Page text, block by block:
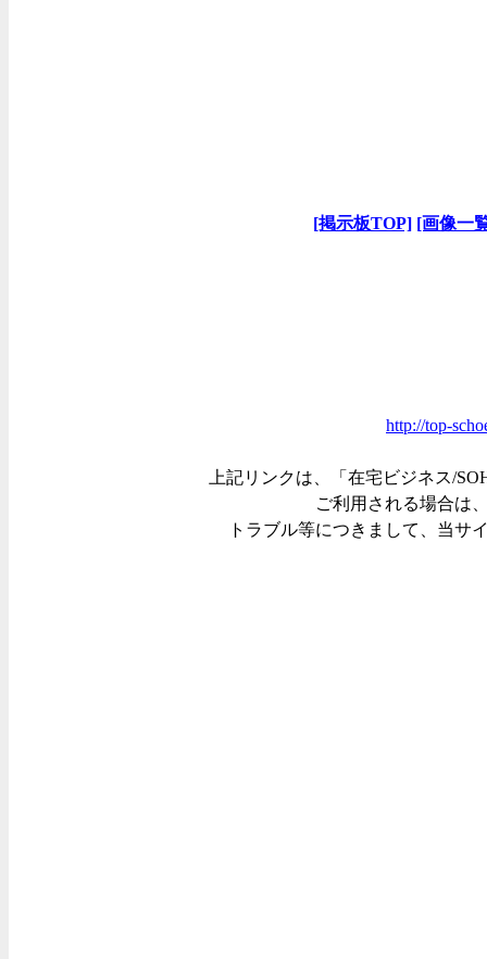
[掲示板TOP] [画像一
http://top-
上記リンクは、「在宅ビジネス/
ご利用される場合は
トラブル等につきまして、当サ